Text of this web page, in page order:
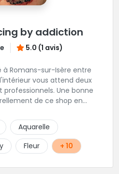
by addiction
5.0 (1 avis)
Romans-sur-Isère entre
vous attend deux
Une bonne
de ce shop en
Aquarelle
Fleur + 10